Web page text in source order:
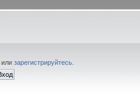
илизарегистрируйтесь